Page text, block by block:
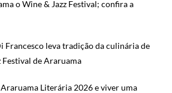
o Wine & Jazz Festival; confira a
leva tradição da culinária de
Festival de Araruama
Literária 2026 e viver uma